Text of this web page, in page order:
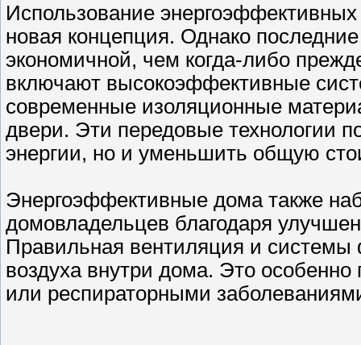
Использование
новая концепция. Однако
экономичной, чем когда-либо
включают высокоэффективные
современные изоляционные
двери. Эти передовые технологии
энергии, но и уменьшить общую
Энергоэффективные дома также
домовладельцев благодаря
Правильная вентиляция и системы
воздуха внутри дома. Это
или респираторными